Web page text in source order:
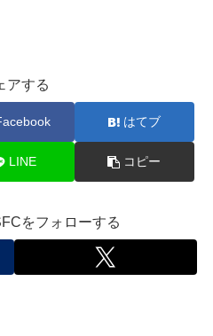
アする
はてブ
LINE コピー
をフォローする